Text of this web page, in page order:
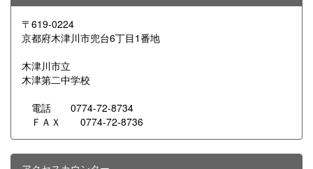
〒619-0224
京都府木津川市兜台6丁目1番地
木津川市立
木津第二中学校
電話 0774-72-8734
ＦＡＸ 0774-72-8736